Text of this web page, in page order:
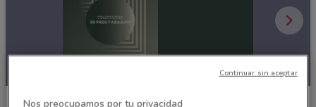
Interceramic
Nos preocupamos por tu privacidad
Continuar sin aceptar